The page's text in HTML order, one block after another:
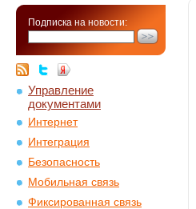
Подписка на новости:
Управление
документами
Интернет
Интеграция
Безопасность
Мобильная связь
Фиксированная связь